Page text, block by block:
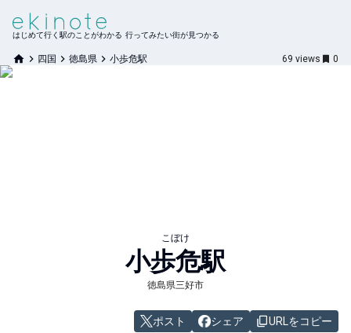
はじめて行く駅のことがわかる 行ってみたい街が見つかる
四国 徳島県 小歩危駅 69 views 0
こぼけ
小歩危駅
徳島県三好市
ポスト シェア URLをコピー